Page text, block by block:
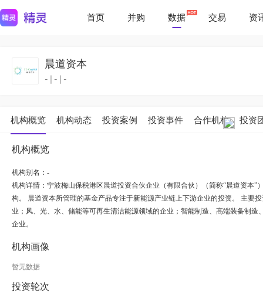
首页 并购 数据 交易 资
晨道资本
- - -
机构概览 机构动态 投资案例 投资事件 合作机构 投资
机构概览
机构别名：-
机构详情： 宁波梅山保税港区晨道投资合伙企业（有限合伙）（简称“晨道资本
构。 晨道资本所管理的基金产品专注于新能源产业链上下游企业的投资。 主要
业；风、光、水、储能等可再生清洁能源领域的企业；智能制造、高端装备制
企业。
机构画像
暂无数据
投资轮次